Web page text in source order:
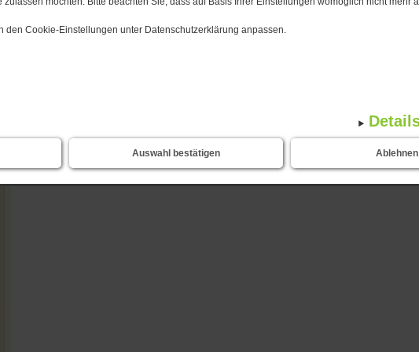
den Cookie-Einstellungen unter Datenschutzerklärung anpassen.
Auswahl bestätigen Ablehnen